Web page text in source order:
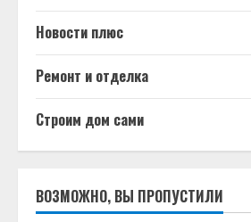
Новости плюс
Ремонт и отделка
Строим дом сами
ВОЗМОЖНО, ВЫ ПРОПУСТИЛИ